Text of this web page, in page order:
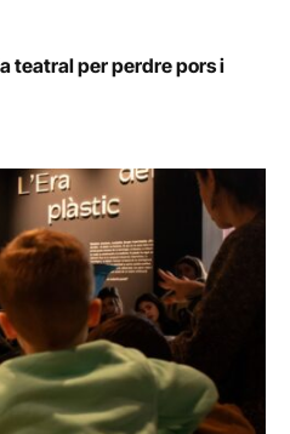
teatral per perdre pors i